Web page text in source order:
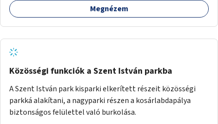
Megnézem
Közösségi funkciók a Szent István parkba
A Szent István park kisparki elkerített részeit közösségi
parkká alakítani, a nagyparki részen a kosárlabdapálya
biztonságos felülettel való burkolása.